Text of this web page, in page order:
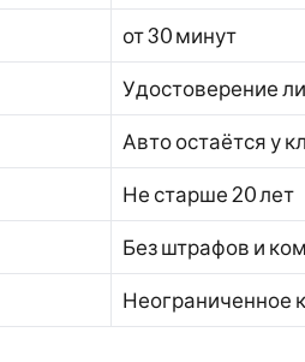
от 30 минут
Удостоверение
Авто остаётся у
Не старше 20 лет
Без штрафов и
Неограниченное